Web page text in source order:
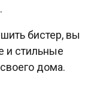
бистер, вы
и стильные
дома.